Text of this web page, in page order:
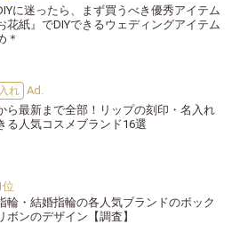
に迷ったら、まず買うべき優秀アイテム
花紙』でDIYできるウェディングアイテム
＊
れ
ら最新まで全部！リップの刻印・名入れ
る人気コスメブランド16選
輪・結婚指輪の各人気ブランドのボック
ボンのデザイン【調査】